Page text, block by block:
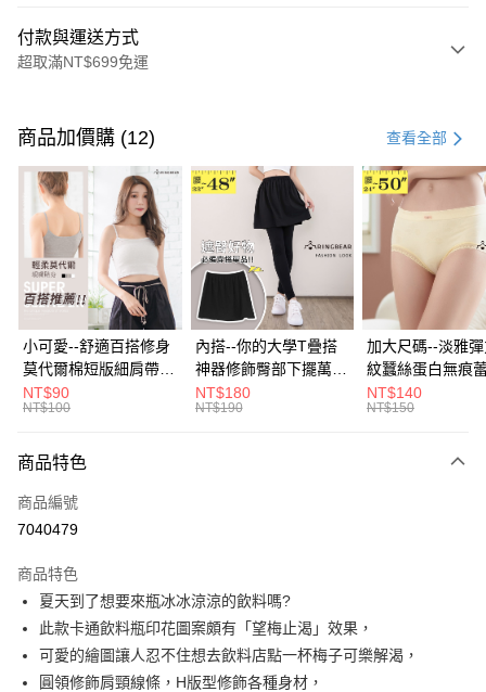
付款與運送方式
超取滿NT$699免運
信用卡一次付款
超商取貨付款
LINE Pay
Apple Pay
街口支付
悠遊付
Google Pay
全盈+PAY
大哥付你分期
【大哥付你分期使用說明】
1.本服務由台灣大哥大提供，台灣大哥大用戶可立即使用無須另外申請。
流程，驗證手機門號後，選擇欲分期的期數、繳款截止日，確認付款後即完
成交易。
3.實際核准額度、可分期數及費用金額請依後續交易確認頁面所載為準。
4.訂單成立30分鐘內，如未前往確認交易或遇審核未通過，訂單將自動取
法說明評估內容。
【繳款方式說明】
AFTEE先享後付
【關於「AFTEE先享後付」】
AFTEE先享後付是「在收到商品之後才付款」的支付方式。 讓您購物簡單
便利好安心！
１．簡單：不需註冊會員、不需綁卡、不需儲值。
２．便利：只要手機號碼，簡訊認證，即可結帳。
３．安心：先確認商品／服務後，再付款。
ATM付款
全家取貨付款
商品加價購 (12) 查看全部
小可愛--舒適百搭修身
莫代爾棉短版細肩帶素
色背心(白.黑.灰L-2L)-
U582眼圈熊中大尺碼
NT$90
NT$100
內搭--你的大學T疊搭
神器修飾臀部下擺萬用
內搭裙/遮臀裙(黑2L-
6L)-Q155眼圈熊中大
NT$180
NT$190
加大尺碼--淡雅
紋蠶絲蛋白無痕
角內褲(白.粉.藍.
3L)-L28眼圈熊中
NT$140
NT$150
商品特色
商品編號
7040479
商品特色
夏天到了想要來瓶冰冰涼涼的飲料嗎?
此款卡通飲料瓶印花圖案頗有「望梅止渴」效果，
可愛的繪圖讓人忍不住想去飲料店點一杯梅子可樂解渴，
圓領修飾肩頸線條，H版型修飾各種身材，